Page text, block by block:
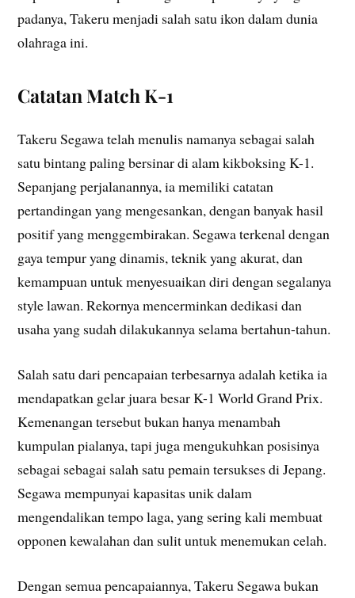
padanya, Takeru menjadi salah satu ikon dalam dunia
olahraga ini.
Catatan Match K-1
Takeru Segawa telah menulis namanya sebagai salah
satu bintang paling bersinar di alam kikboksing K-1.
Sepanjang perjalanannya, ia memiliki catatan
pertandingan yang mengesankan, dengan banyak hasil
positif yang menggembirakan. Segawa terkenal dengan
gaya tempur yang dinamis, teknik yang akurat, dan
kemampuan untuk menyesuaikan diri dengan segalanya
style lawan. Rekornya mencerminkan dedikasi dan
usaha yang sudah dilakukannya selama bertahun-tahun.
Salah satu dari pencapaian terbesarnya adalah ketika ia
mendapatkan gelar juara besar K-1 World Grand Prix.
Kemenangan tersebut bukan hanya menambah
kumpulan pialanya, tapi juga mengukuhkan posisinya
sebagai sebagai salah satu pemain tersukses di Jepang.
Segawa mempunyai kapasitas unik dalam
mengendalikan tempo laga, yang sering kali membuat
opponen kewalahan dan sulit untuk menemukan celah.
Dengan semua pencapaiannya, Takeru Segawa bukan